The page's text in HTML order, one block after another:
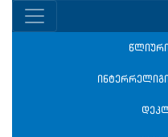
წლიური